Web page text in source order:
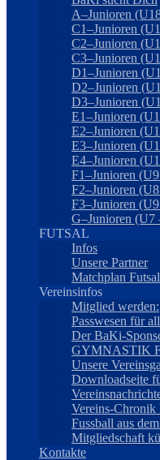
A–Junioren
C1–Junioren
C2–Junioren
C3–Junioren
D1–Junioren
D2–Junioren
D3–Junioren
E1–Junioren
E2–Junioren
E3–Junioren
E4–Junioren
F1–Junioren
F2–Junioren
F3–Junioren
G–Junioren (U7
FUTSAL
Infos
Unsere Partner
Matchplan
Vereinsinfos
Mitglied werden:
Passwesen für
Der BaKi-
GYMNASTIK
Unsere
Downloadseite
Vereins-
Fussball aus
Mitgliedschaft
Kontakte